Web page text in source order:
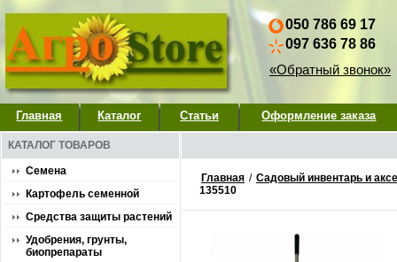
050 786 69 17
097 636 78 86
«Обратный звонок»
Главная Каталог Статьи Оформление заказа
КАТАЛОГ ТОВАРОВ
Семена
Картофель семенной
Средства защиты растений
Удобрения, грунты,
биопрепараты
Главная / Садовый инвентарь и
135510